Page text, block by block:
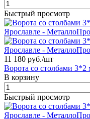
Быстрый просмотр
11 180 руб./шт
Ворота со столбами
В корзину
Быстрый просмотр